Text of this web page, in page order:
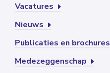
Vacatures
Nieuws
Publicaties en brochures
Medezeggenschap